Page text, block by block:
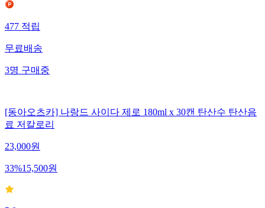
477적립
무료배송
3명구매중
[동아오츠카] 나랑드 사이다 제로 180ml x 30캔 탄산수 탄산음
료 저칼로리
23,000원
33%15,500원